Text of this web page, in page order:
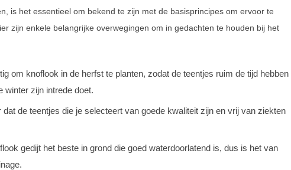
is het essentieel om bekend te zijn met de basisprincipes om ervoor te
zijn enkele belangrijke overwegingen om in gedachten te houden bij het
om knoflook in de herfst te planten, zodat de teentjes ruim de tijd hebben
winter zijn intrede doet.
dat de teentjes die je selecteert van goede kwaliteit zijn en vrij van ziekten
gedijt het beste in grond die goed waterdoorlatend is, dus is het van